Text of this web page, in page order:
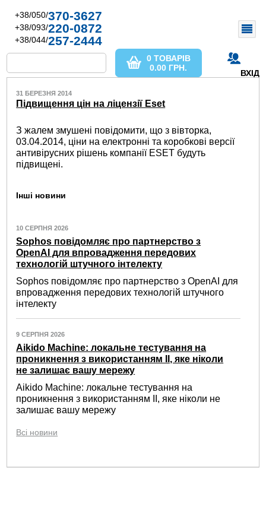
+38/050/370-3627
+38/093/220-0872
+38/044/257-2444
ВХІД
0 ТОВАРІВ
0.00 ГРН.
31 БЕРЕЗНЯ 2014
Підвищення цін на ліцензії Eset
З жалем змушені повідомити, що з вівторка,
03.04.2014, ціни на електронні та коробкові версії
антивірусних рішень компанії ESET будуть
підвищені.
Інші новини
10 СЕРПНЯ 2026
Sophos повідомляє про партнерство з
OpenAI для впровадження передових
технологій штучного інтелекту
Sophos повідомляє про партнерство з OpenAI для
впровадження передових технологій штучного
інтелекту
9 СЕРПНЯ 2026
Aikido Machine: локальне тестування на
проникнення з використанням ІІ, яке ніколи
не залишає вашу мережу
Aikido Machine: локальне тестування на
проникнення з використанням ІІ, яке ніколи не
залишає вашу мережу
Всі новини